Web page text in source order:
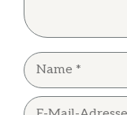
Name
E-